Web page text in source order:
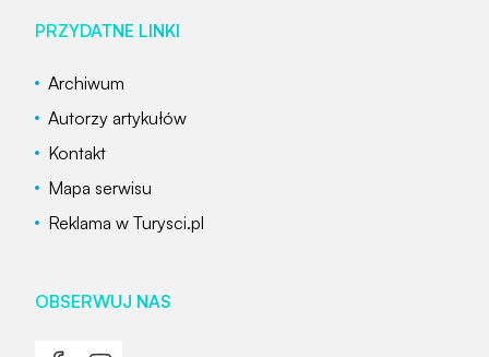
PRZYDATNE LINKI
Archiwum
Autorzy artykułów
Kontakt
Mapa serwisu
Reklama w Turysci.pl
OBSERWUJ NAS